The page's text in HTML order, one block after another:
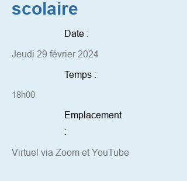
scolaire
Date :
Jeudi 29 février 2024
Temps :
18h00
Emplacement
:
Virtuel via Zoom et YouTube